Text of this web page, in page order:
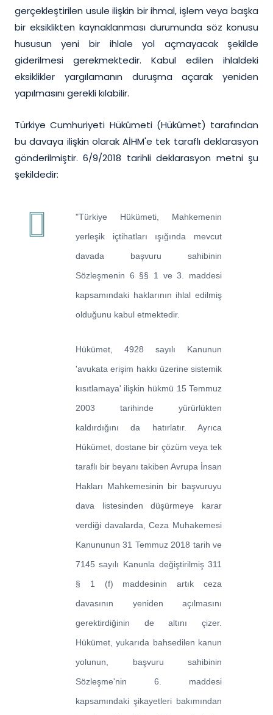
gerçekleştirilen usule ilişkin bir ihmal, işlem veya başka
bir eksiklikten kaynaklanması durumunda söz konusu
hususun yeni bir ihlale yol açmayacak şekilde
giderilmesi gerekmektedir. Kabul edilen ihlaldeki
eksiklikler yargılamanın duruşma açarak yeniden
yapılmasını gerekli kılabilir.
Türkiye Cumhuriyeti Hükûmeti (Hükûmet) tarafından
bu davaya ilişkin olarak AİHM'e tek taraflı deklarasyon
gönderilmiştir. 6/9/2018 tarihli deklarasyon metni şu
şekildedir:
"Türkiye Hükümeti, Mahkemenin
yerleşik içtihatları ışığında mevcut
davada başvuru sahibinin
Sözleşmenin 6 §§ 1 ve 3. maddesi
kapsamındaki haklarının ihlal edilmiş
olduğunu kabul etmektedir.
Hükümet, 4928 sayılı Kanunun
'avukata erişim hakkı üzerine sistemik
kısıtlamaya' ilişkin hükmü 15 Temmuz
2003 tarihinde yürürlükten
kaldırdığını da hatırlatır. Ayrıca
Hükümet, dostane bir çözüm veya tek
taraflı bir beyanı takiben Avrupa İnsan
Hakları Mahkemesinin bir başvuruyu
dava listesinden düşürmeye karar
verdiği davalarda, Ceza Muhakemesi
Kanununun 31 Temmuz 2018 tarih ve
7145 sayılı Kanunla değiştirilmiş 311
§ 1 (f) maddesinin artık ceza
davasının yeniden açılmasını
gerektirdiğinin de altını çizer.
Hükümet, yukarıda bahsedilen kanun
yolunun, başvuru sahibinin
Sözleşme'nin 6. maddesi
kapsamındaki şikayetleri bakımından